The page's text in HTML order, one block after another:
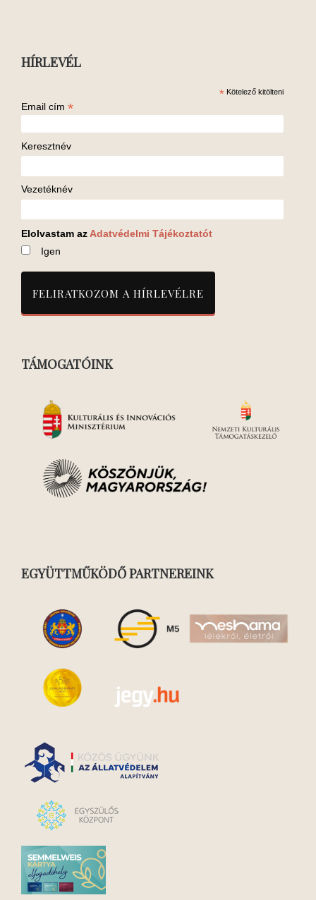
HÍRLEVÉL
* Kötelező kitölteni
Email cím *
Keresztnév
Vezetéknév
Elolvastam az Adatvédelmi Tájékoztatót
Igen
TÁMOGATÓINK
EGYÜTTMŰKÖDŐ PARTNEREINK